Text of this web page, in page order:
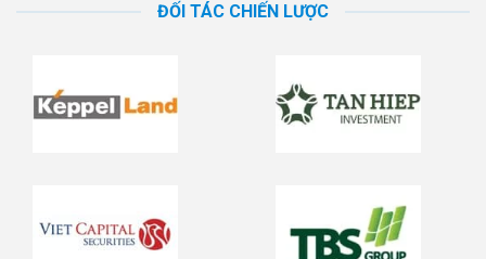
ĐỐI TÁC CHIẾN LƯỢC